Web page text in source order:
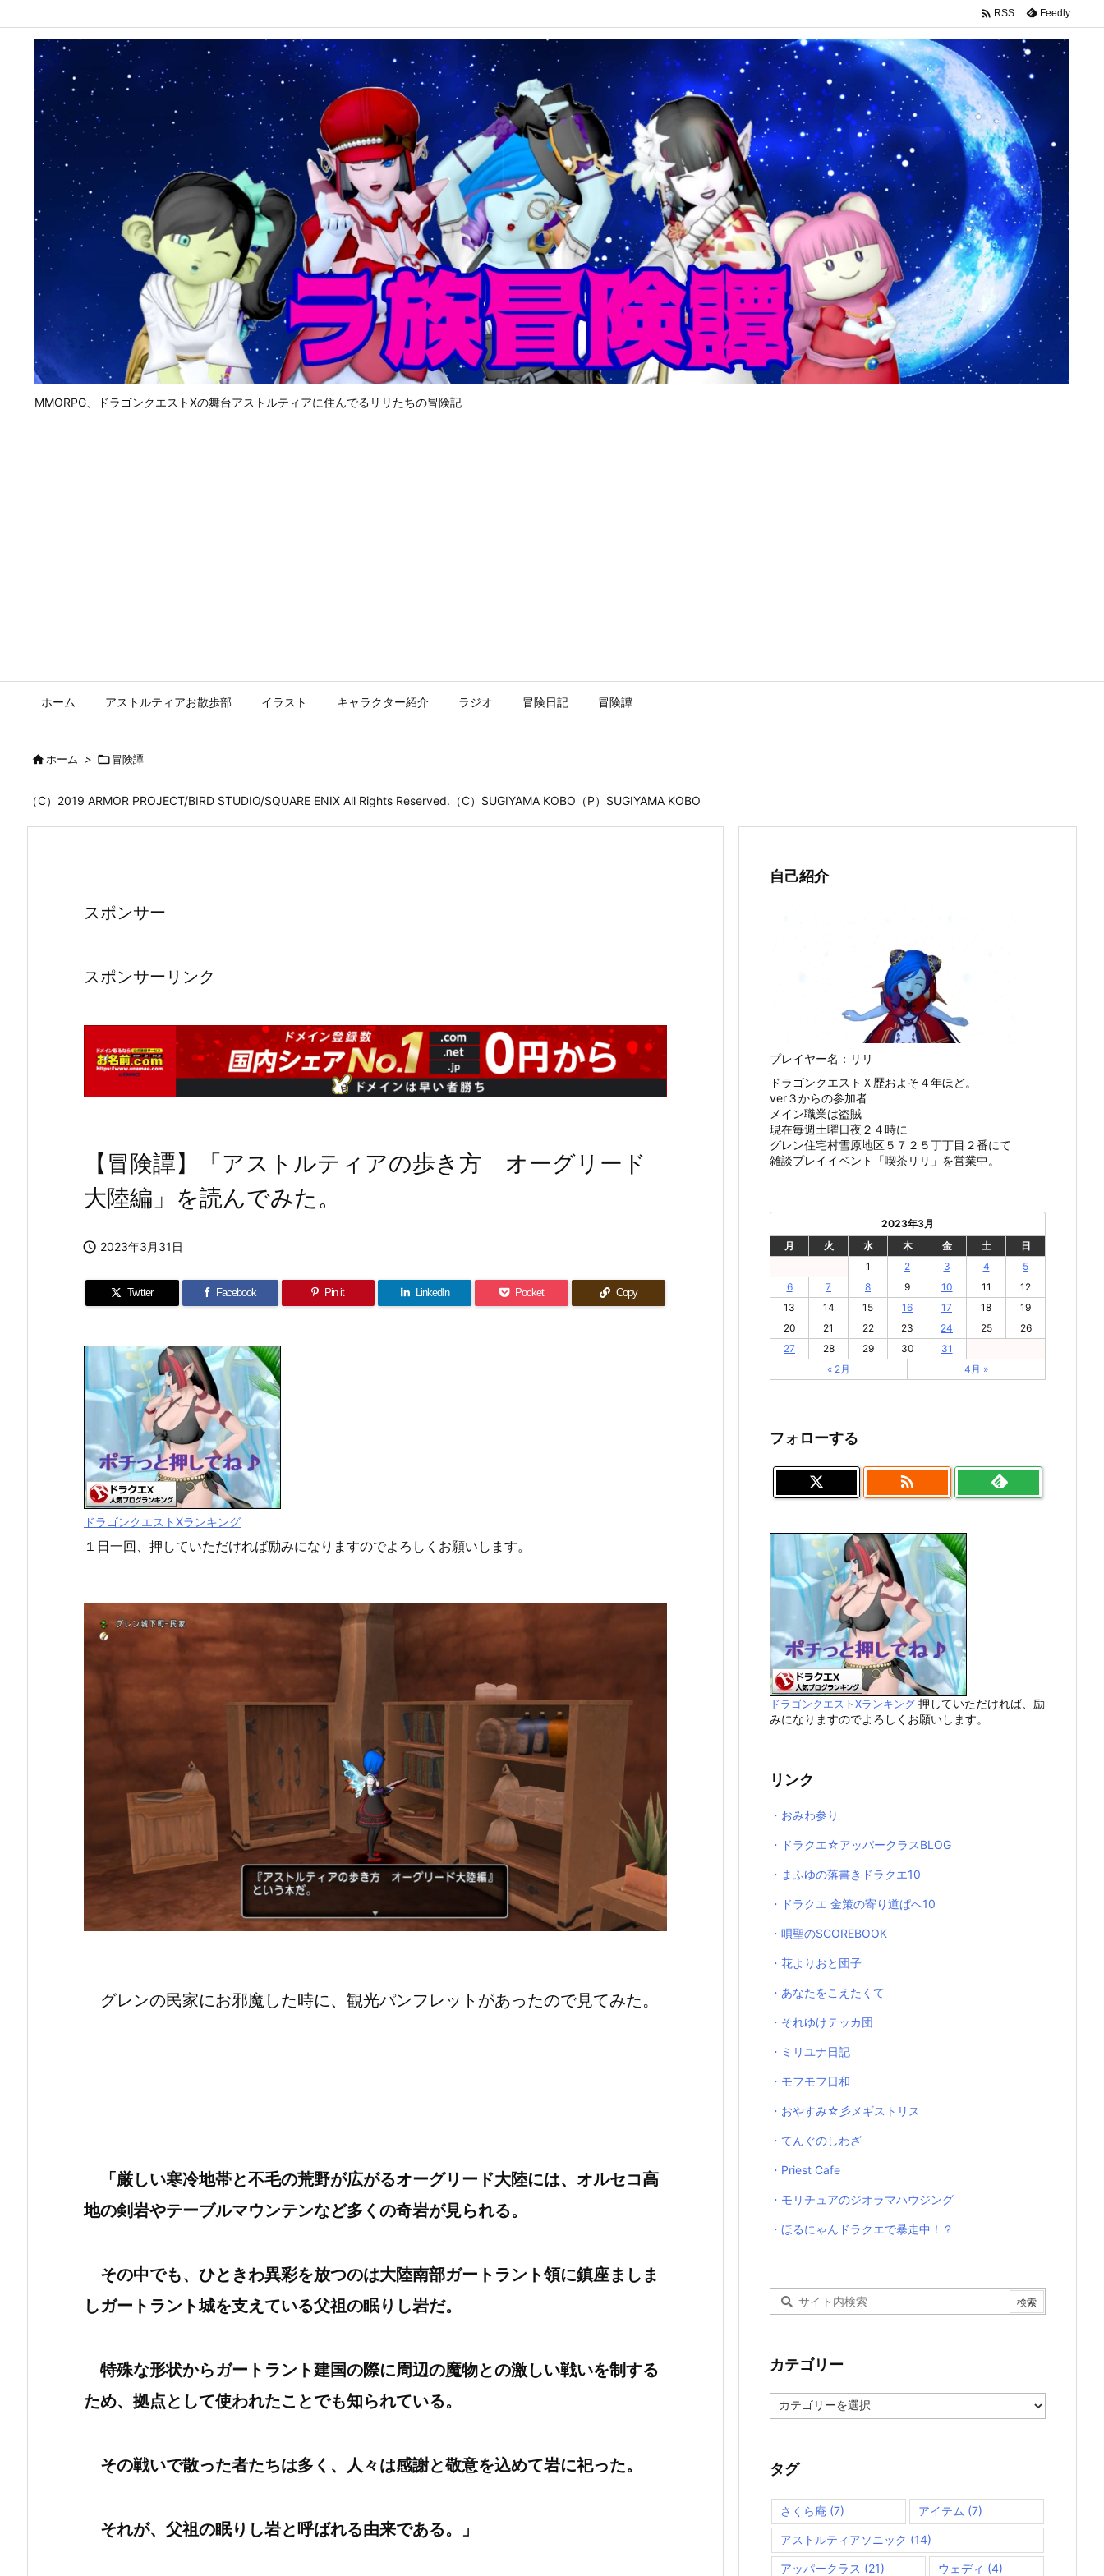
MMORPG、ドラゴンクエストⅩの舞台アストルティアに住んでるリリたちの冒険記
ホーム アストルティアお散歩部 イラスト キャラクター紹介 ラジオ 冒険日記 冒険譚
 RSS Feedly
ホーム > 冒険譚
（C）2019 ARMOR PROJECT/BIRD STUDIO/SQUARE ENIX All Rights Reserved.（C）SUGIYAMA KOBO（P）SUGIYAMA KOBO
スポンサー
スポンサーリンク
【冒険譚】「アストルティアの歩き方 オーグリード
大陸編」を読んでみた。
 2023年3月31日
Twitter Facebook Pin it LinkedIn Pocket Copy
ドラゴンクエストXランキング
１日一回、押していただければ励みになりますのでよろしくお願いします。
グレンの民家にお邪魔した時に、観光パンフレットがあったので見てみた。
「厳しい寒冷地帯と不毛の荒野が広がるオーグリード大陸には、オルセコ高
地の剣岩やテーブルマウンテンなど多くの奇岩が見られる。
その中でも、ひときわ異彩を放つのは大陸南部ガートラント領に鎮座ましま
しガートラント城を支えている父祖の眠りし岩だ。
特殊な形状からガートラント建国の際に周辺の魔物との激しい戦いを制する
ため、拠点として使われたことでも知られている。
その戦いで散った者たちは多く、人々は感謝と敬意を込めて岩に祀った。
それが、父祖の眠りし岩と呼ばれる由来である。」
自己紹介
プレイヤー名：リリ
ドラゴンクエストＸ歴およそ４年ほど。
ver３からの参加者
メイン職業は盗賊
現在毎週土曜日夜２４時に
グレン住宅村雪原地区５７２５丁丁目２番にて
雑談プレイイベント「喫茶リリ」を営業中。
2023年3月
月
火 水 木 金 土
日
1
2 3 4
5
6
7 8 9 10 11
12
13
14 15 16 17 18
19
20
21 22 23 24 25
26
27
28 29 30
31
« 2月
4月 »
フォローする

ドラゴンクエストXランキング 押していただければ、励
みになりますのでよろしくお願いします。
リンク
・おみわ参り
・ドラクエ☆アッパークラスBLOG
・まふゆの落書きドラクエ10
・ドラクエ 金策の寄り道ぱへ10
・唄聖のSCOREBOOK
・花よりおと団子
・あなたをこえたくて
・それゆけテッカ団
・ミリユナ日記
・モフモフ日和
・おやすみ☆彡メギストリス
・てんぐのしわざ
・Priest Cafe
・モリチュアのジオラマハウジング
・ほるにゃんドラクエで暴走中！？
カテゴリー
テ
ー
タグ
さくら庵 (7) アイテム (7)
アストルティアソニック (14)
アッパークラス (21) ウェディ (4)